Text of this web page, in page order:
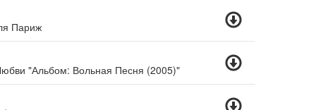
Париж
"Альбом: Вольная Песня (2005)"